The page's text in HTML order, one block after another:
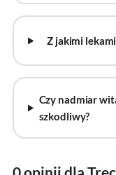
Z jakimi
Czy nadmiar
szkodliwy?